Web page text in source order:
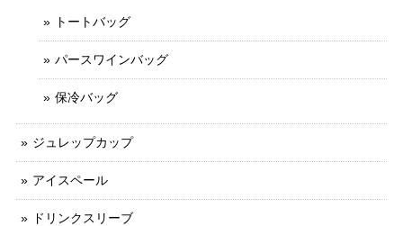
トートバッグ
パースワインバッグ
保冷バッグ
ジュレップカップ
アイスペール
ドリンクスリーブ